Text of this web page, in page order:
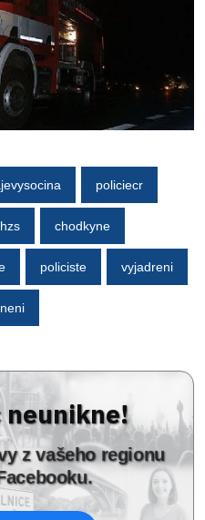
policiecr
hzs chodkyne
policiste vyjadreni
neunikne!
z vašeho regionu